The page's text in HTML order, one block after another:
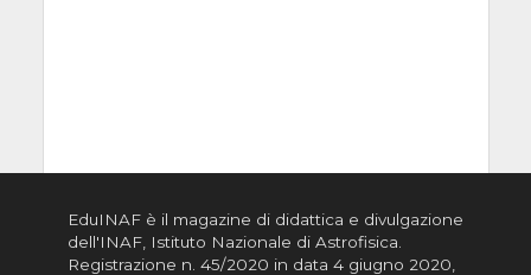
EduINAF è il magazine di didattica e divulgazione
dell'INAF, Istituto Nazionale di Astrofisica
Registrazione n. 45/2020 in data 4 giugno 2020,